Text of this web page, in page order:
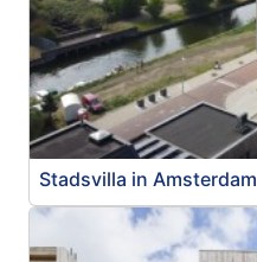
Stadsvilla in Amsterdam